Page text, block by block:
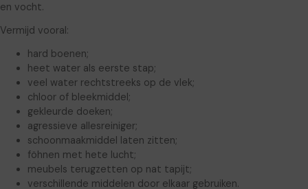
en vocht.
Vermijd vooral:
hard boenen;
heet water als eerste stap;
veel water rechtstreeks op de vlek;
chloor of bleekmiddel;
gekleurde doeken;
agressieve allesreiniger;
schoonmaakmiddel laten zitten;
föhnen met hete lucht;
meubels terugzetten op nat tapijt;
verschillende middelen door elkaar gebruiken.